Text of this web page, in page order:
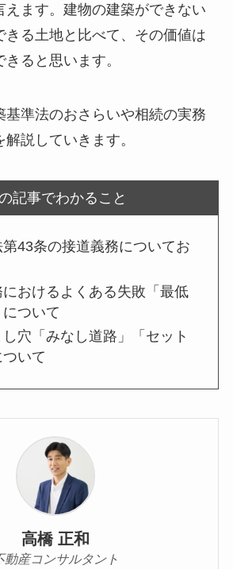
えます。建物の建築ができない
きる土地と比べて、その価値は
ると思います。
基準法のおさらいや相続の実務
説していきます。
記事でわかること
43条の接道義務についてお
おけるよくある失敗「最低
ついて
穴「みなし道路」「セット
いて
高橋 正和
動産コンサルタント